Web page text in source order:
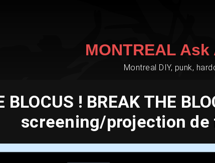
MONTREAL Ask
Montreal DIY, punk,
BLOCUS ! BREAK THE
screening/projection de